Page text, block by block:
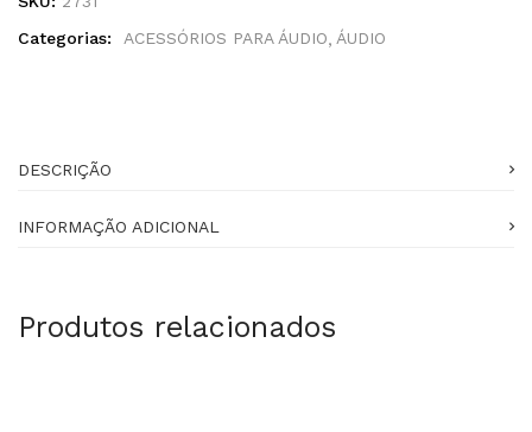
Categorias:
ACESSÓRIOS PARA ÁUDIO ÁUDIO
DESCRIÇÃO
INFORMAÇÃO ADICIONAL
Produtos relacionados